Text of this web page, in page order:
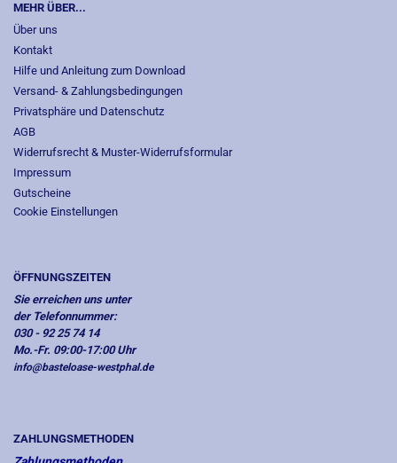
MEHR ÜBER...
Über uns
Kontakt
Hilfe und Anleitung zum Download
Versand- & Zahlungsbedingungen
Privatsphäre und Datenschutz
AGB
Widerrufsrecht & Muster-Widerrufsformular
Impressum
Gutscheine
Cookie Einstellungen
ÖFFNUNGSZEITEN
Sie erreichen uns unter
der Telefonnummer:
030 - 92 25 74 14
Mo.-Fr. 09:00-17:00 Uhr
info@basteloase-westphal.de
ZAHLUNGSMETHODEN